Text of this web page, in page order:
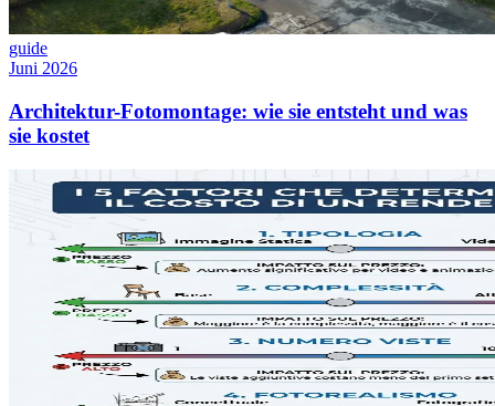
guide
Juni 2026
Architektur-Fotomontage: wie sie entsteht und was
sie kostet